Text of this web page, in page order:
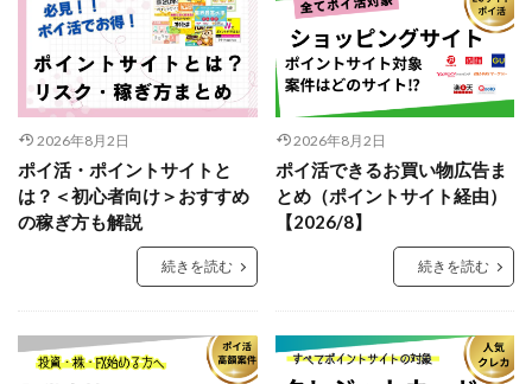
2026年8月2日
ポイ活・ポイントサイトと
は？＜初心者向け＞おすすめ
の稼ぎ方も解説
続きを読む
2026年8月2日
ポイ活できるお買い物広告ま
とめ（ポイントサイト経由）
【2026/8】
続きを読む